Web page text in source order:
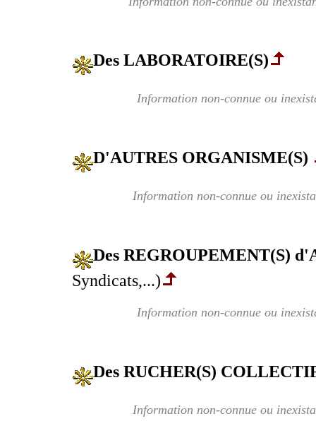
Des LABORATOIRE(S)
Information non-connue ou
D'AUTRES ORGANISME(S)
Information non-connue ou
Des REGROUPEMENT(S)
Syndicats,...)
Information non-connue ou
Des RUCHER(S)
Information non-connue ou